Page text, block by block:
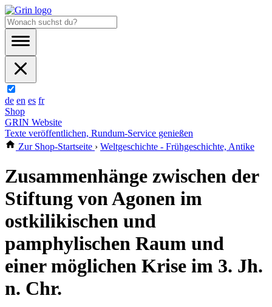
de en es fr
Shop
GRIN Website
Texte veröffentlichen, Rundum-Service genießen
Zur Shop-Startseite › Weltgeschichte - Frühgeschichte, Antike
Zusammenhänge zwischen der
Stiftung von Agonen im
ostkilikischen und
pamphylischen Raum und
einer möglichen Krise im 3. Jh.
n. Chr.